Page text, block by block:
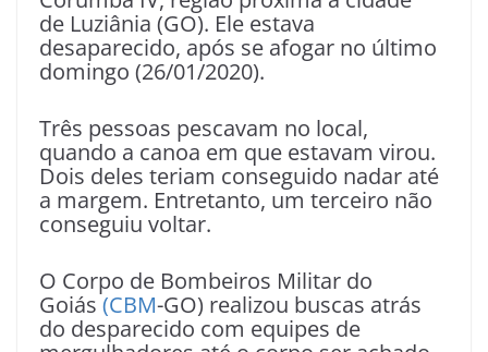
de Luziânia (GO). Ele estava
desaparecido, após se afogar no último
domingo (26/01/2020).
Três pessoas pescavam no local,
quando a canoa em que estavam virou.
Dois deles teriam conseguido nadar até
a margem. Entretanto, um terceiro não
conseguiu voltar.
O Corpo de Bombeiros Militar do
Goiás (CBM-GO) realizou buscas atrás
do desparecido com equipes de